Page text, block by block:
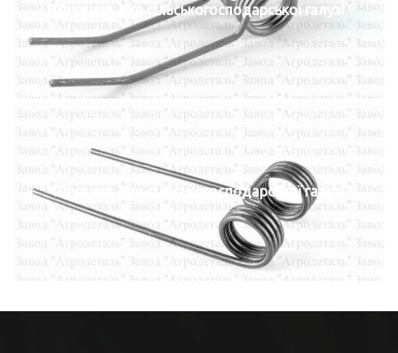
Пружини для сільськогосподарської галузі
Пружини для сільськогосподарської галузі